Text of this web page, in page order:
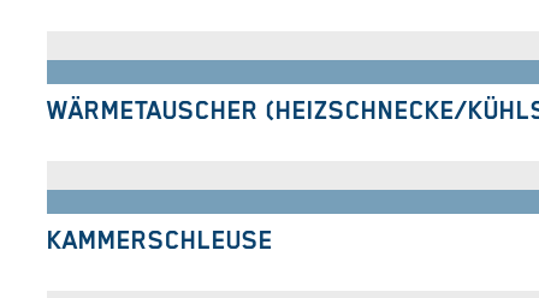
WÄRMETAUSCHER (HEIZSCHNECKE/
KAMMERSCHLEUSE